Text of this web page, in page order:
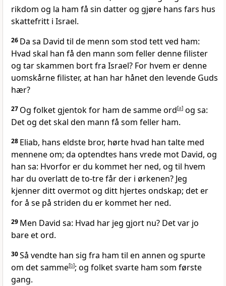
rikdom og la ham få sin datter og gjøre hans fars hus
skattefritt i Israel.
26 Da sa David til de menn som stod tett ved ham:
Hvad skal han få den mann som feller denne filister
og tar skammen bort fra Israel? For hvem er denne
uomskårne filister, at han har hånet den levende Guds
hær?
27 Og folket gjentok for ham de samme ord[a] og sa:
Det og det skal den mann få som feller ham.
28 Eliab, hans eldste bror, hørte hvad han talte med
mennene om; da optendtes hans vrede mot David, og
han sa: Hvorfor er du kommet her ned, og til hvem
har du overlatt de to-tre får der i ørkenen? Jeg
kjenner ditt overmot og ditt hjertes ondskap; det er
for å se på striden du er kommet her ned.
29 Men David sa: Hvad har jeg gjort nu? Det var jo
bare et ord.
30Så vendte han sig fra ham til en annen og spurte
om det samme[b]; og folket svarte ham som første
gang.